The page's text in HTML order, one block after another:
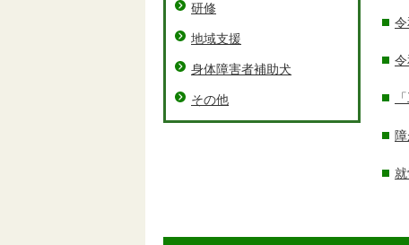
研修
地域支援
身体障害者補助犬
その他